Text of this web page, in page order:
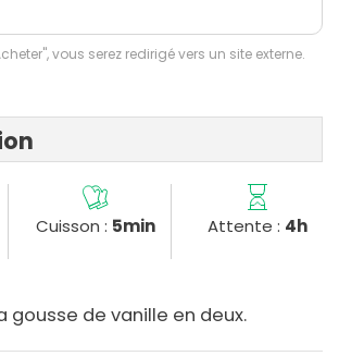
vous serez redirigé vers un site externe.
Cuisson : 5min Attente : 4h
gousse de vanille en deux.